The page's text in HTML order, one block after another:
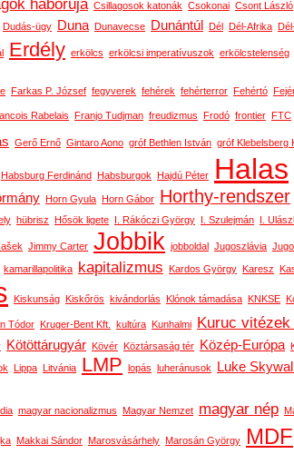
Csillagosok katonák Csokonai Csont László
Dudás-ügy Duna Dunavecse Dunántúl Dél Dél-Afrika
Erdély erkölcs erkölcsi imperatívuszok erkölcstelenség
Farkas P. József fegyverek fehérek fehérterror Fehértó
Rabelais Franjo Tudjman freudizmus Frodó frontier FTC
Gerő Ernő Gintaro Aono gróf Bethlen István gróf Klebelsberg
Habsburg Ferdinánd Habsburgok Hajdú Péter Halas
Horn Gyula Horn Gábor Horthy-rendszer
hübrisz Hősök ligete I. Rákóczi György I. Szulejmán I.
Jimmy Carter Jobbik jobboldal Jugoszlávia
kamarillapolitika kapitalizmus Kardos György Karesz
Kiskunság Kiskőrös kivándorlás Klónok támadása KNKSE
Tódor Kruger-Bent Kft. kultúra Kunhalmi Kuruc vitézek
Kötöttárugyár Kövér Köztársaság tér Közép-Európa
Lippa Litvánia LMP lopás luheránusok Luke
magyar nacionalizmus Magyar Nemzet magyar nép
Makkai Sándor Marosvásárhely Marosán György MDF